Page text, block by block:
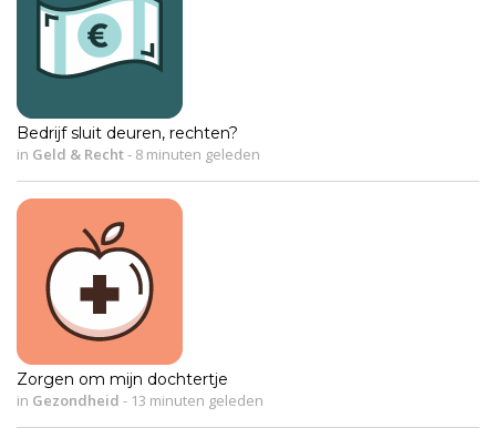
Bedrijf sluit deuren, rechten?
in Geld & Recht- 8 minuten geleden
Zorgen om mijn dochtertje
in Gezondheid - 13 minuten geleden